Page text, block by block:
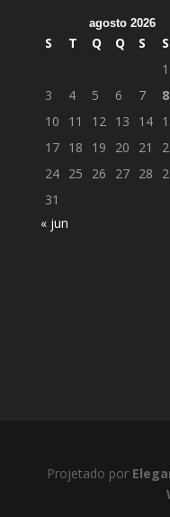
agosto 2026
S T Q Q S S
1
3
4 5 6 7 8
10
11 12 13 14
17 18 19 20 21
24 25 26 27 28
31
« jun
Projetado por